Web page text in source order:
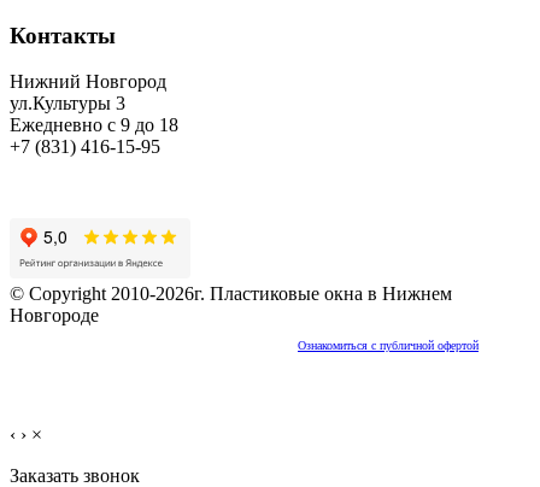
Контакты
Нижний Новгород
ул.Культуры 3
Ежедневно с 9 до 18
+7 (831) 416-15-95
© Copyright 2010-2026г. Пластиковые окна в Нижнем
Новгороде
Ознакомиться с публичной офертой
‹ › ×
Заказать звонок